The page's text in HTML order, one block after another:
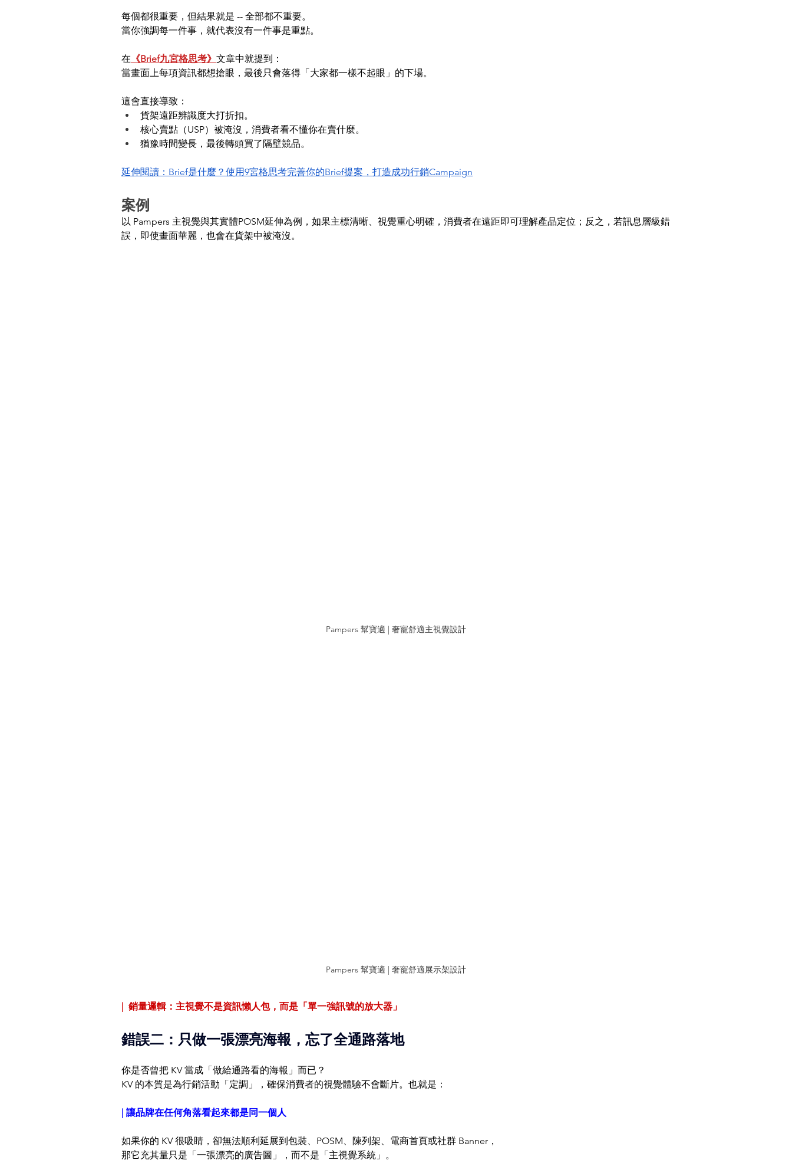
每個都很重要，但結果就是 -- 全部都不重要。
當你強調每一件事，就代表沒有一件事是重點。
在 《Brief九宮格思考》 文章中就提到：
當畫面上每項資訊都想搶眼，最後只會落得「大家都一樣不起眼」的下場。
這會直接導致：
貨架遠距辨識度大打折扣。
核心賣點（USP）被淹沒，消費者看不懂你在賣什麼。
猶豫時間變長，最後轉頭買了隔壁競品。
延伸閱讀：Brief是什麼？使用9宮格思考完善你的Brief提案，打造成功行銷Campaign
案例
以 Pampers 主視覺與其實體POSM延伸為例，如果主標清晰、視覺重心明確，消費者在遠距即可理解產品定位；反之，若訊息層級錯
誤，即使畫面華麗，也會在貨架中被淹沒。
Pampers 幫寶適 | 奢寵舒適主視覺設計
Pampers 幫寶適 | 奢寵舒適展示架設計
|  銷量邏輯：主視覺不是資訊懶人包，而是「單一強訊號的放大器」
錯誤二：只做一張漂亮海報，忘了全通路落地
你是否曾把 KV 當成「做給通路看的海報」而已？
KV 的本質是為行銷活動「定調」，確保消費者的視覺體驗不會斷片。也就是：
| 讓品牌在任何角落看起來都是同一個人
如果你的 KV 很吸睛，卻無法順利延展到包裝、POSM、陳列架、電商首頁或社群 Banner，
那它充其量只是「一張漂亮的廣告圖」，而不是「主視覺系統」。